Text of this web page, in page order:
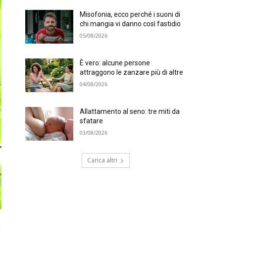
Misofonia, ecco perché i suoni di
chi mangia vi danno così fastidio
05/08/2026
È vero: alcune persone
attraggono le zanzare più di altre
04/08/2026
Allattamento al seno: tre miti da
sfatare
03/08/2026
Carica altri